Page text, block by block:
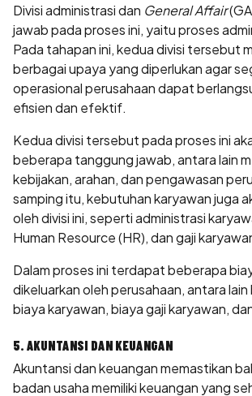
Divisi administrasi dan General Affair
jawab pada proses ini, yaitu proses
Pada tahapan ini, kedua divisi tersebut
berbagai upaya yang diperlukan agar
operasional perusahaan dapat
efisien dan efektif.
Kedua divisi tersebut pada proses ini
beberapa tanggung jawab, antara lain
kebijakan, arahan, dan pengawasan
samping itu, kebutuhan karyawan juga
oleh divisi ini, seperti administrasi
Human Resource (HR), dan gaji
Dalam proses ini terdapat beberapa
dikeluarkan oleh perusahaan, antara
biaya karyawan, biaya gaji karyawan,
5. AKUNTANSI DAN KEUANGAN
Akuntansi dan keuangan memastikan
badan usaha memiliki keuangan yang